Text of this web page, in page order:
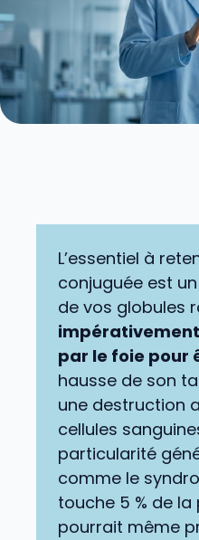
L’essentiel à
conjuguée est
de vos globules
par le foie pour
hausse de son
une destruction
cellules
particularité
comme le
touche 5 % de
pourrait même